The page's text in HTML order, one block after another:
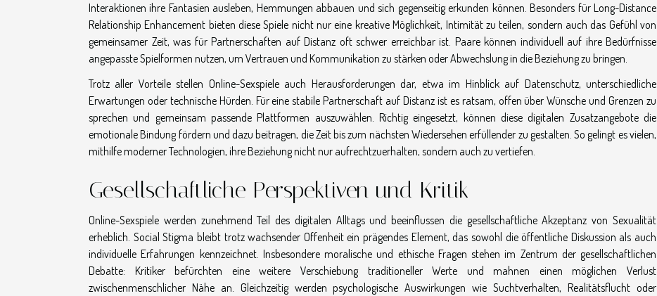
Interaktionen ihre Fantasien ausleben, Hemmungen abbauen und sich gegenseitig erkunden können. Besonders für Long-Distance
Relationship Enhancement bieten diese Spiele nicht nur eine kreative Möglichkeit, Intimität zu teilen, sondern auch das Gefühl von
gemeinsamer Zeit, was für Partnerschaften auf Distanz oft schwer erreichbar ist. Paare können individuell auf ihre Bedürfnisse
angepasste Spielformen nutzen, um Vertrauen und Kommunikation zu stärken oder Abwechslung in die Beziehung zu bringen.
Trotz aller Vorteile stellen Online-Sexspiele auch Herausforderungen dar, etwa im Hinblick auf Datenschutz, unterschiedliche
Erwartungen oder technische Hürden. Für eine stabile Partnerschaft auf Distanz ist es ratsam, offen über Wünsche und Grenzen zu
sprechen und gemeinsam passende Plattformen auszuwählen. Richtig eingesetzt, können diese digitalen Zusatzangebote die
emotionale Bindung fördern und dazu beitragen, die Zeit bis zum nächsten Wiedersehen erfüllender zu gestalten. So gelingt es vielen,
mithilfe moderner Technologien, ihre Beziehung nicht nur aufrechtzuerhalten, sondern auch zu vertiefen.
Gesellschaftliche Perspektiven und Kritik
Online-Sexspiele werden zunehmend Teil des digitalen Alltags und beeinflussen die gesellschaftliche Akzeptanz von Sexualität
erheblich. Social Stigma bleibt trotz wachsender Offenheit ein prägendes Element, das sowohl die öffentliche Diskussion als auch
individuelle Erfahrungen kennzeichnet. Insbesondere moralische und ethische Fragen stehen im Zentrum der gesellschaftlichen
Debatte: Kritiker befürchten eine weitere Verschiebung traditioneller Werte und mahnen einen möglichen Verlust
zwischenmenschlicher Nähe an. Gleichzeitig werden psychologische Auswirkungen wie Suchtverhalten, Realitätsflucht oder